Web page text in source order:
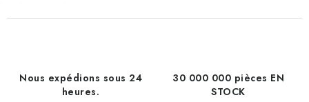
Nous expédions sous 24
heures.
30 000 000 pièces EN
STOCK